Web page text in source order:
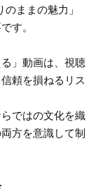
ままの魅力」
す。
」動画は、視聴
頼を損ねるリス
ではの文化を織
方を意識して制